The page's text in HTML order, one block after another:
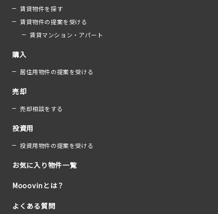
賃貸物件を探す
賃貸物件の提案を受ける
賃貸マンション・アパート
購入
居住用物件の提案を受ける
売却
売却相談をする
投資用
投資用物件の提案を受ける
お気に入り物件一覧
Mooovinとは？
よくある質問